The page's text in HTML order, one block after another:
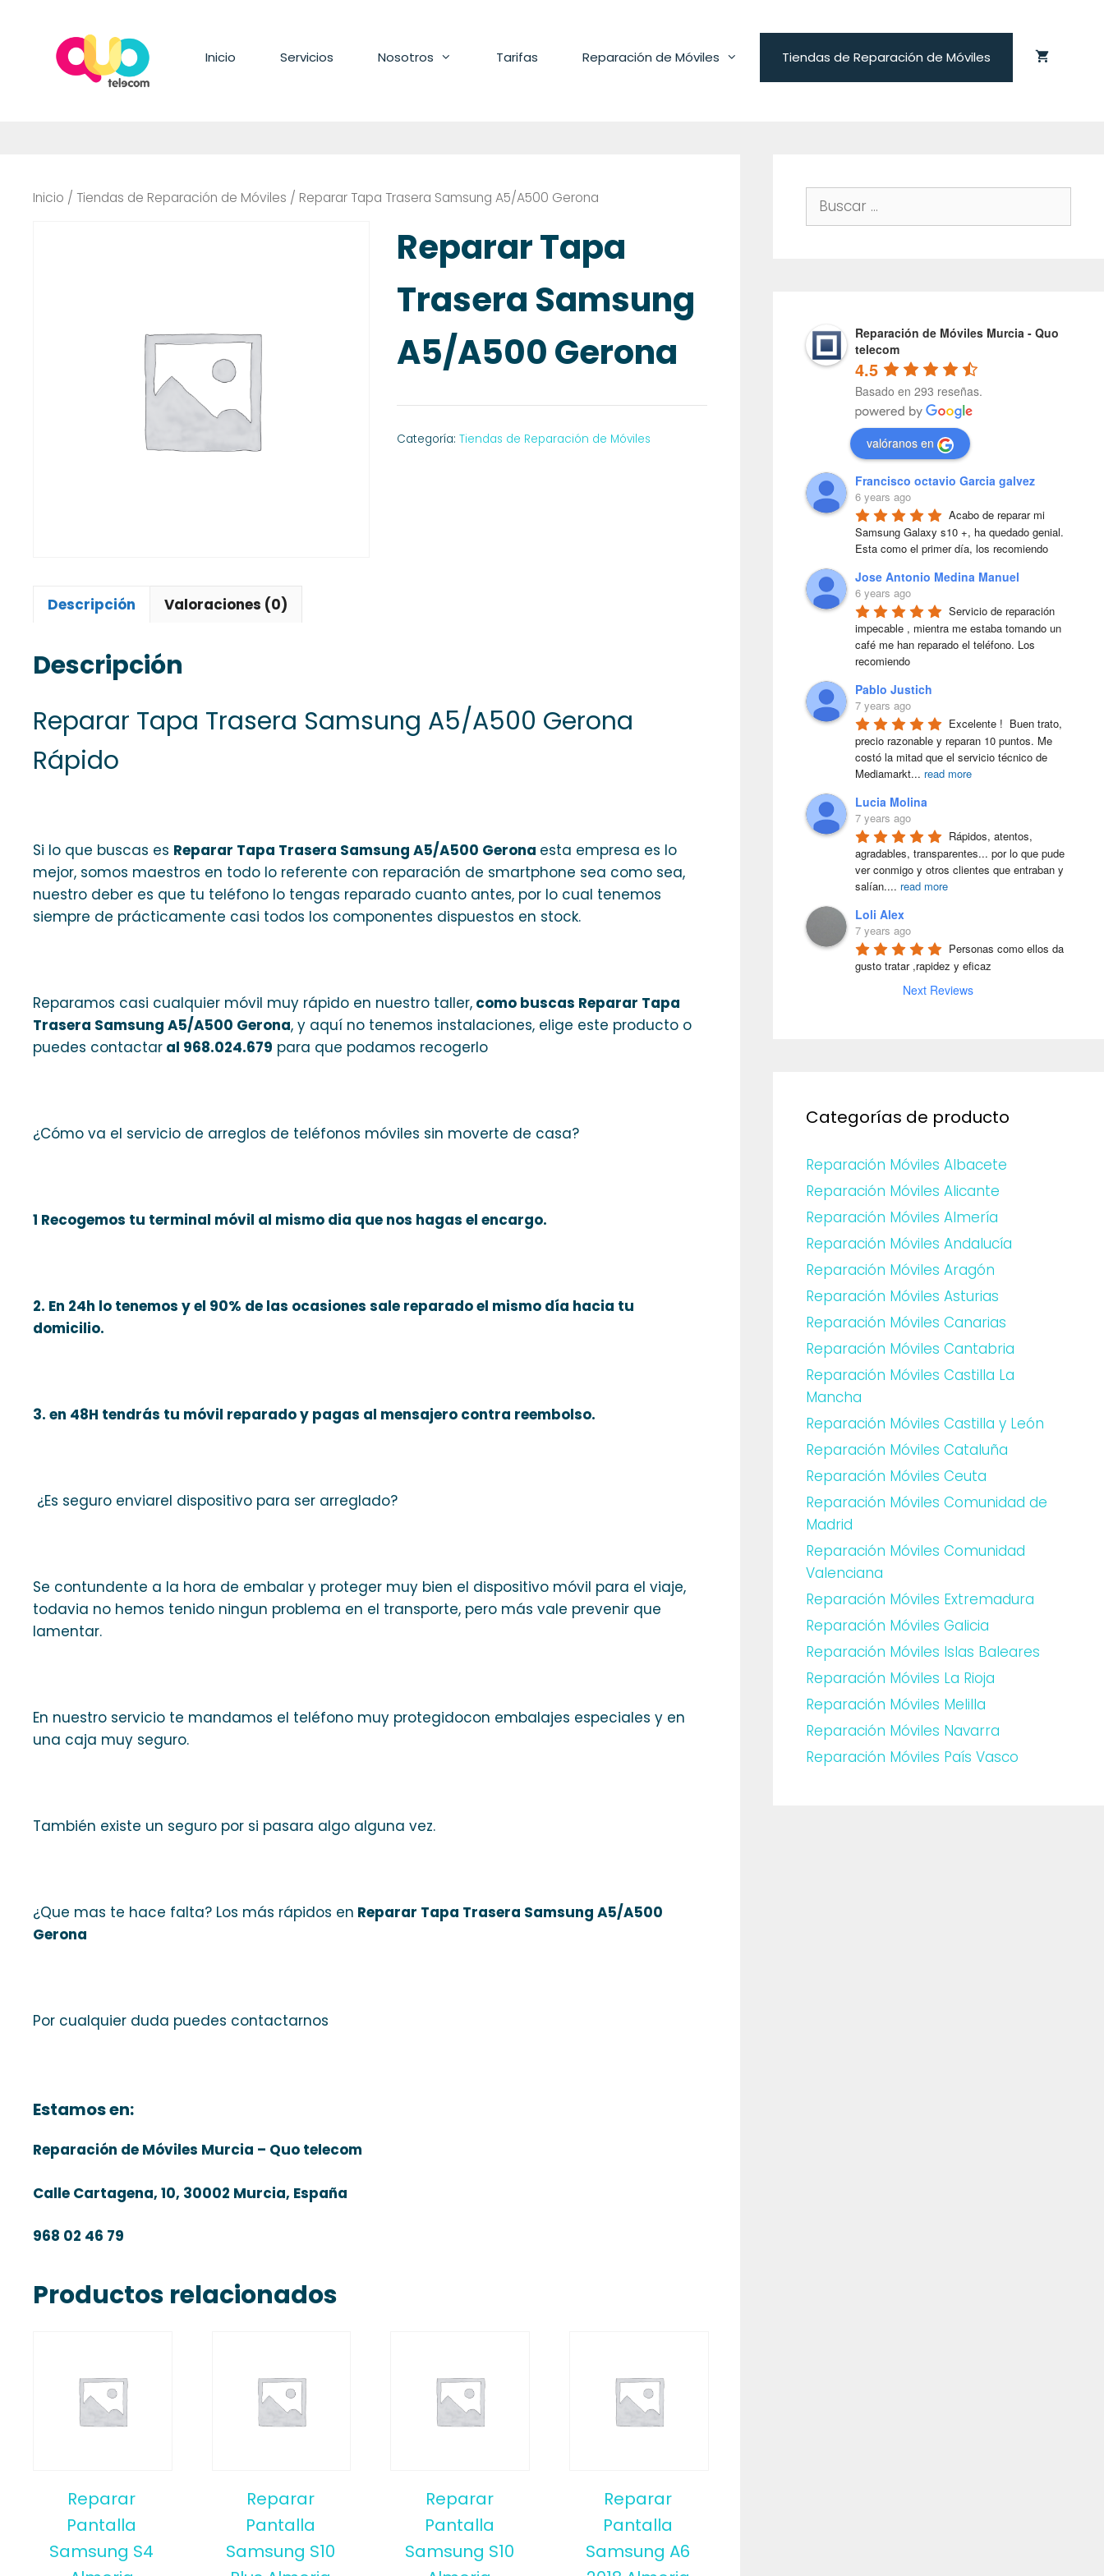
contenido
Inicio Servicios Nosotros Tarifas Reparación de Móviles Tiendas de Reparación de Móviles
Inicio / Tiendas de Reparación de Móviles / Reparar Tapa Trasera Samsung A5/A500 Gerona
Reparar Tapa
Trasera Samsung
A5/A500 Gerona
Categoría:Tiendas de Reparación de Móviles
Descripción Valoraciones (0)
Descripción
Reparar Tapa Trasera Samsung A5/A500 Gerona
Rápido
Si lo que buscas es Reparar Tapa Trasera Samsung A5/A500 Gerona esta empresa es lo
mejor, somos maestros en todo lo referente con reparación de smartphone sea como sea,
nuestro deber es que tu teléfono lo tengas reparado cuanto antes, por lo cual tenemos
siempre de prácticamente casi todos los componentes dispuestos en stock.
Reparamos casi cualquier móvil muy rápido en nuestro taller, como buscas Reparar Tapa
Trasera Samsung A5/A500 Gerona, y aquí no tenemos instalaciones, elige este producto o
puedes contactar al 968.024.679 para que podamos recogerlo
¿Cómo va el servicio de arreglos de teléfonos móviles sin moverte de casa?
1 Recogemos tu terminal móvil al mismo dia que nos hagas el encargo.
2. En 24h lo tenemos y el 90% de las ocasiones sale reparado el mismo día hacia tu
domicilio.
3. en 48H tendrás tu móvil reparado y pagas al mensajero contra reembolso.
¿Es seguro enviarel dispositivo para ser arreglado?
Se contundente a la hora de embalar y proteger muy bien el dispositivo móvil para el viaje,
todavia no hemos tenido ningun problema en el transporte, pero más vale prevenir que
lamentar.
En nuestro servicio te mandamos el teléfono muy protegidocon embalajes especiales y en
una caja muy seguro.
También existe un seguro por si pasara algo alguna vez.
¿Que mas te hace falta? Los más rápidos en Reparar Tapa Trasera Samsung A5/A500
Gerona
Por cualquier duda puedes contactarnos
Estamos en:
Reparación de Móviles Murcia – Quo telecom
Calle Cartagena, 10, 30002 Murcia, España
968 02 46 79
Productos relacionados
Reparar
Pantalla
Samsung S4
Reparar
Pantalla
Samsung S10
Reparar
Pantalla
Samsung S10
Reparar
Pantalla
Samsung A6
Buscar:
Reparación de Móviles Murcia - Quo
telecom
4.5
Basado en 293 reseñas.
valóranos en
Francisco octavio Garcia galvez
6 years ago
Acabo de reparar mi
Samsung Galaxy s10 +, ha quedado genial.
Esta como el primer día, los recomiendo
Jose Antonio Medina Manuel
6 years ago
Servicio de reparación
impecable , mientra me estaba tomando un
café me han reparado el teléfono. Los
recomiendo
Pablo Justich
7 years ago
Excelente !  Buen trato,
precio razonable y reparan 10 puntos. Me
costó la mitad que el servicio técnico de
Mediamarkt... read more
Lucia Molina
7 years ago
Rápidos, atentos,
agradables, transparentes... por lo que pude
ver conmigo y otros clientes que entraban y
salían.... read more
Loli Alex
7 years ago
Personas como ellos da
gusto tratar ,rapidez y eficaz
Next Reviews
Categorías de producto
Reparación Móviles Albacete
Reparación Móviles Alicante
Reparación Móviles Almería
Reparación Móviles Andalucía
Reparación Móviles Aragón
Reparación Móviles Asturias
Reparación Móviles Canarias
Reparación Móviles Cantabria
Reparación Móviles Castilla La
Mancha
Reparación Móviles Castilla y León
Reparación Móviles Cataluña
Reparación Móviles Ceuta
Reparación Móviles Comunidad de
Madrid
Reparación Móviles Comunidad
Valenciana
Reparación Móviles Extremadura
Reparación Móviles Galicia
Reparación Móviles Islas Baleares
Reparación Móviles La Rioja
Reparación Móviles Melilla
Reparación Móviles Navarra
Reparación Móviles País Vasco